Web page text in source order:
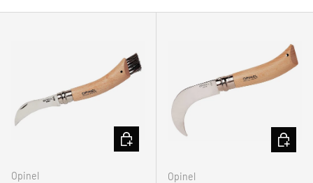
Opinel
IN DEN WARENKORB
Opinel
IN DEN